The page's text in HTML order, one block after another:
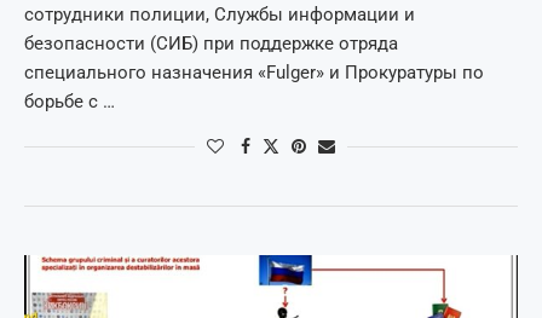
сотрудники полиции, Службы информации и
безопасности (СИБ) при поддержке отряда
специального назначения «Fulger» и Прокуратуры по
борьбе с …